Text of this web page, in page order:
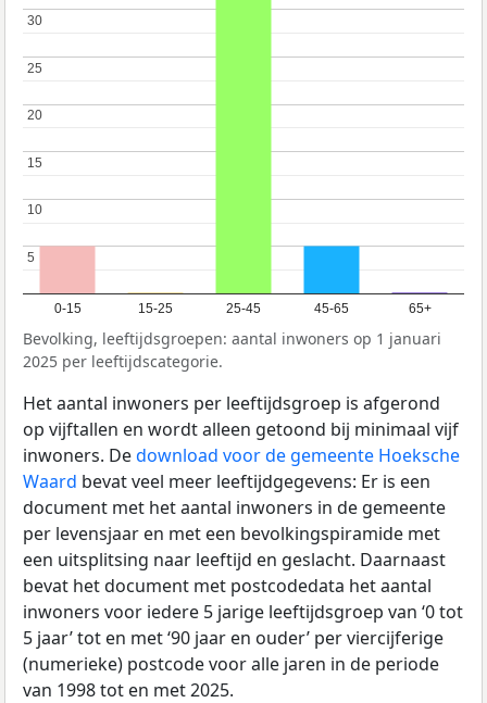
0-15 15-25 25-45 45-65 65+
5
5
10
10
15
15
20
20
25
25
30
30
Bevolking, leeftijdsgroepen: aantal inwoners op 1 januari
2025 per leeftijdscategorie.
Het aantal inwoners per leeftijdsgroep is afgerond
op vijftallen en wordt alleen getoond bij minimaal vijf
inwoners. Dedownload voor de gemeente Hoeksche
Waard bevat veel meer leeftijdgegevens: Er is een
document met het aantal inwoners in de gemeente
per levensjaar en met een bevolkingspiramide met
een uitsplitsing naar leeftijd en geslacht. Daarnaast
bevat het document met postcodedata het aantal
inwoners voor iedere 5 jarige leeftijdsgroep van ‘0 tot
5 jaar’ tot en met ‘90 jaar en ouder’ per viercijferige
(numerieke) postcode voor alle jaren in de periode
van 1998 tot en met 2025.